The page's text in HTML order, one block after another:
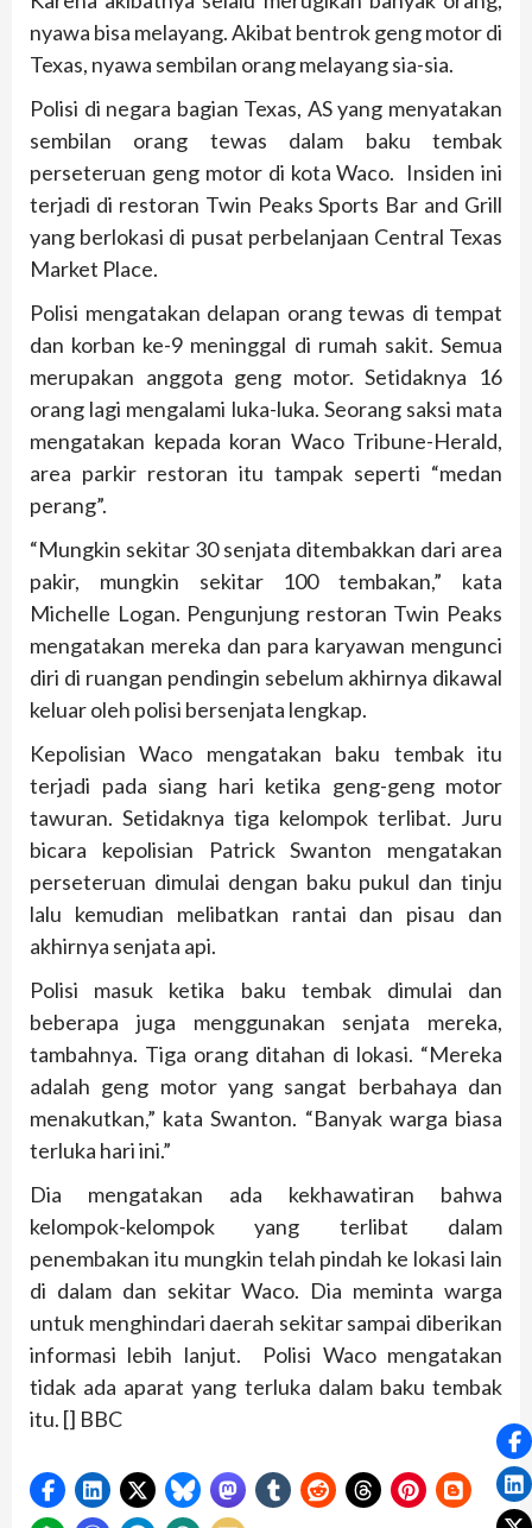
nyawa bisa melayang. Akibat bentrok geng motor di
Texas, nyawa sembilan orang melayang sia-sia.
Polisi di negara bagian Texas, AS yang menyatakan
sembilan orang tewas dalam baku tembak
perseteruan geng motor di kota Waco. Insiden ini
terjadi di restoran Twin Peaks Sports Bar and Grill
yang berlokasi di pusat perbelanjaan Central Texas
Market Place.
Polisi mengatakan delapan orang tewas di tempat
dan korban ke-9 meninggal di rumah sakit. Semua
merupakan anggota geng motor. Setidaknya 16
orang lagi mengalami luka-luka. Seorang saksi mata
mengatakan kepada koran Waco Tribune-Herald,
area parkir restoran itu tampak seperti “medan
perang”.
“Mungkin sekitar 30 senjata ditembakkan dari area
pakir, mungkin sekitar 100 tembakan,” kata
Michelle Logan. Pengunjung restoran Twin Peaks
mengatakan mereka dan para karyawan mengunci
diri di ruangan pendingin sebelum akhirnya dikawal
keluar oleh polisi bersenjata lengkap.
Kepolisian Waco mengatakan baku tembak itu
terjadi pada siang hari ketika geng-geng motor
tawuran. Setidaknya tiga kelompok terlibat. Juru
bicara kepolisian Patrick Swanton mengatakan
perseteruan dimulai dengan baku pukul dan tinju
lalu kemudian melibatkan rantai dan pisau dan
akhirnya senjata api.
Polisi masuk ketika baku tembak dimulai dan
beberapa juga menggunakan senjata mereka,
tambahnya. Tiga orang ditahan di lokasi. “Mereka
adalah geng motor yang sangat berbahaya dan
menakutkan,” kata Swanton. “Banyak warga biasa
terluka hari ini.”
Dia mengatakan ada kekhawatiran bahwa
kelompok-kelompok yang terlibat dalam
penembakan itu mungkin telah pindah ke lokasi lain
di dalam dan sekitar Waco. Dia meminta warga
untuk menghindari daerah sekitar sampai diberikan
informasi lebih lanjut. Polisi Waco mengatakan
tidak ada aparat yang terluka dalam baku tembak
itu. [] BBC